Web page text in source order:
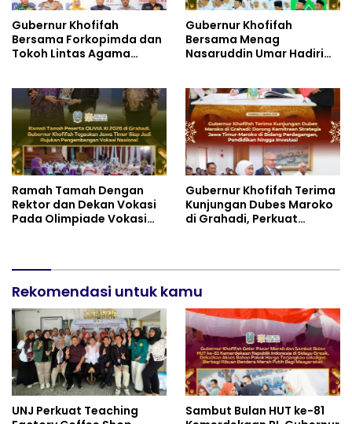
Gubernur Khofifah
Bersama Forkopimda dan
Tokoh Lintas Agama
serta Semangat
Kebangsaan
Gubernur Khofifah
Bersama Menag
Nasaruddin Umar Hadiri
Imams Conference_ (IGIC)
2026: Dukung Penguatan
Peran Masjid sebagai
Pusat Peradaban,
Diplomasi Keagamaan
dan Perdamaian Global
Ramah Tamah Dengan
Rektor dan Dekan Vokasi
Pada Olimpiade Vokasi
Timur Siap Jadi Pusat
Pengembangan Vokasi
Gubernur Khofifah Terima
Kunjungan Dubes Maroko
di Grahadi, Perkuat
Rekomendasi untuk kamu
UNJ Perkuat Teaching
Sambut Bulan HUT ke-81